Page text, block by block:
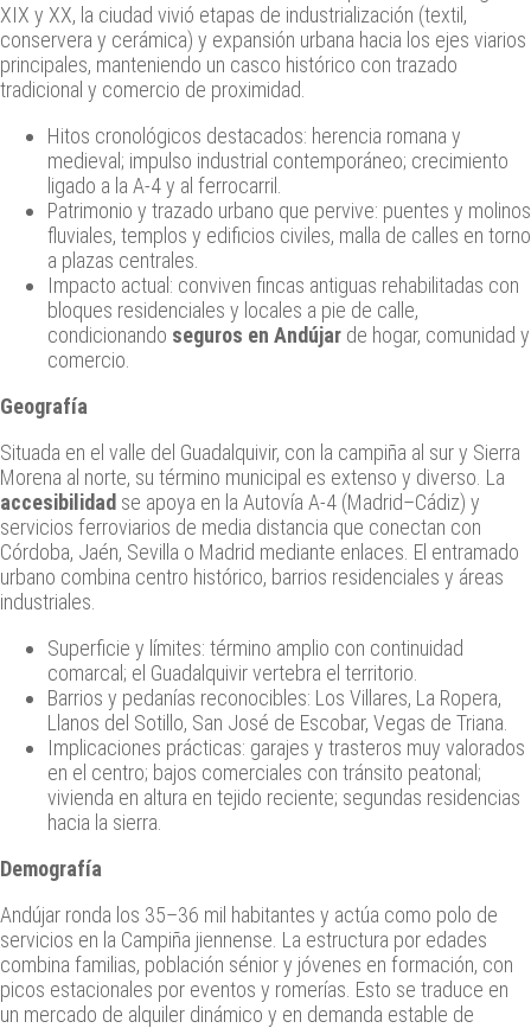
XIX y XX, la ciudad vivió etapas de industrialización (textil,
conservera y cerámica) y expansión urbana hacia los ejes viarios
principales, manteniendo un casco histórico con trazado
tradicional y comercio de proximidad.
Hitos cronológicos destacados: herencia romana y
medieval; impulso industrial contemporáneo; crecimiento
ligado a la A-4 y al ferrocarril.
Patrimonio y trazado urbano que pervive: puentes y molinos
fluviales, templos y edificios civiles, malla de calles en torno
a plazas centrales.
Impacto actual: conviven fincas antiguas rehabilitadas con
bloques residenciales y locales a pie de calle,
condicionando seguros en Andújar de hogar, comunidad y
comercio.
Geografía
Situada en el valle del Guadalquivir, con la campiña al sur y Sierra
Morena al norte, su término municipal es extenso y diverso. La
accesibilidad se apoya en la Autovía A-4 (Madrid–Cádiz) y
servicios ferroviarios de media distancia que conectan con
Córdoba, Jaén, Sevilla o Madrid mediante enlaces. El entramado
urbano combina centro histórico, barrios residenciales y áreas
industriales.
Superficie y límites: término amplio con continuidad
comarcal; el Guadalquivir vertebra el territorio.
Barrios y pedanías reconocibles: Los Villares, La Ropera,
Llanos del Sotillo, San José de Escobar, Vegas de Triana.
Implicaciones prácticas: garajes y trasteros muy valorados
en el centro; bajos comerciales con tránsito peatonal;
vivienda en altura en tejido reciente; segundas residencias
hacia la sierra.
Demografía
Andújar ronda los 35–36 mil habitantes y actúa como polo de
servicios en la Campiña jiennense. La estructura por edades
combina familias, población sénior y jóvenes en formación, con
picos estacionales por eventos y romerías. Esto se traduce en
un mercado de alquiler dinámico y en demanda estable de